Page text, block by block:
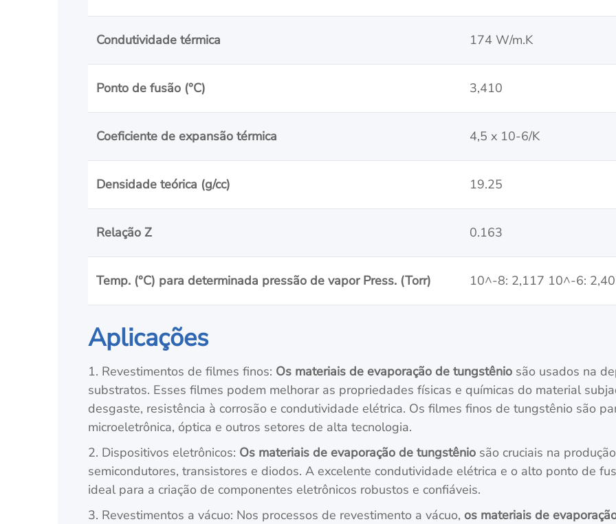
Condutividade térmica 174 W/m.K
Ponto de fusão (°C) 3,410
Coeficiente de expansão térmica 4,5 x 10-6/K
Densidade teórica (g/cc) 19.25
Relação Z 0.163
Temp. (°C) para determinada pressão de vapor Press. (Torr) 10^-8: 2,117 10^-6:
Aplicações
1. Revestimentos de filmes finos: Os materiais de evaporação de tungstênio são usados na
substratos. Esses filmes podem melhorar as propriedades físicas e químicas do material
desgaste, resistência à corrosão e condutividade elétrica. Os filmes finos de tungstênio são
microeletrônica, óptica e outros setores de alta tecnologia.
2. Dispositivos eletrônicos: Os materiais de evaporação de tungstênio são cruciais na
semicondutores, transistores e diodos. A excelente condutividade elétrica e o alto ponto de
ideal para a criação de componentes eletrônicos robustos e confiáveis.
3. Revestimentos a vácuo: Nos processos de revestimento a vácuo, os materiais de